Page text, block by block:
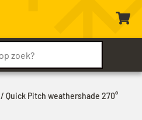

/ Quick Pitch weathershade 270°